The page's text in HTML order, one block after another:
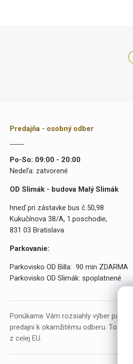
Predajňa - osobný odber
Po-So: 09:00 - 20:00
Nedeľa: zatvorené
OD Slimák - budova Malý Slimák
hneď pri zástavke bus č.50,98
Kukučínova 38/A, 1.poschodie,
831 03 Bratislava
Parkovanie:
Parkovisko OD Billa: 90 min ZDARMA
Parkovisko OD Slimák: spoplatnené
Ponúkame Vám rozsiahly výber
predajni k okamžitému odberu. Tovar
z celej EU.